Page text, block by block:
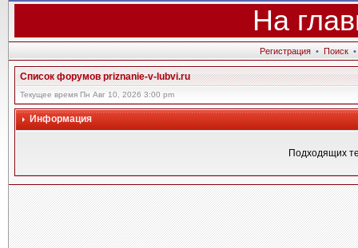
На
Регистрация • Поиск •
Список форумов priznanie-v-lubvi.ru
Текущее время Пн Авг 10, 2026 3:00 pm
Информация
Подходящих